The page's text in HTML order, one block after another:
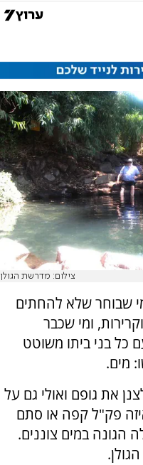
צילום: מדרשת הגולן
שבוחר שלא להחתים
ומי שכבר
כל בני ביתו משוטט
מים.
את גופם ואולי גם על
פק"ל קפה או סתם
הגונה במים צוננים.